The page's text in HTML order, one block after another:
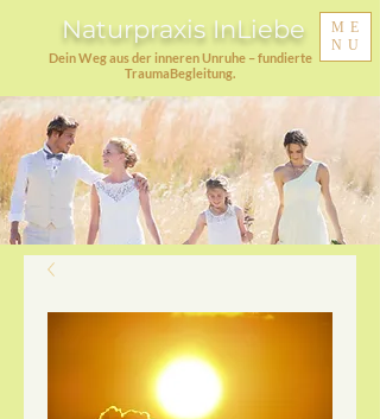
Naturpraxis InLiebe
Dein Weg aus der inneren Unruhe – fundierte
TraumaBegleitung.
ME
NU